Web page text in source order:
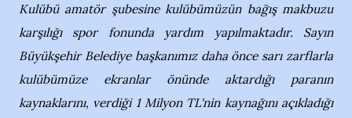
Kulübü amatör şubesine kulübümüzün bağış makbuzu
karşılığı spor fonunda yardım yapılmaktadır. Sayın
Büyükşehir Belediye başkanımız daha önce sarı zarflarla
kulübümüze ekranlar önünde aktardığı paranın
kaynaklarını, verdiği 1 Milyon TL'nin kaynağını açıkladığı